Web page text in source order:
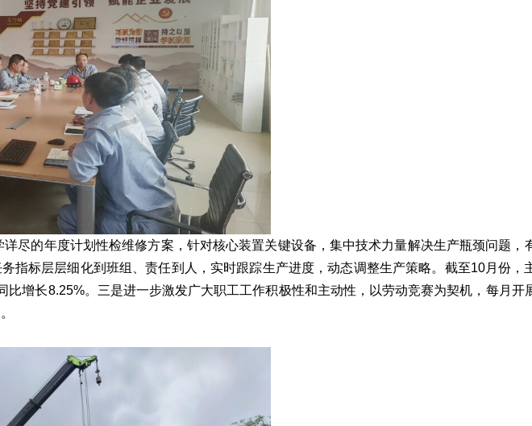
尽的年度计划性检维修方案，针对核心装置关键设备，集中技术力量解决生产瓶颈问题，
标层层细化到班组、责任到人，实时跟踪生产进度，动态调整生产策略。截至10月份，
增长8.25%。三是进一步激发广大职工工作积极性和主动性，以劳动竞赛为契机，每月开